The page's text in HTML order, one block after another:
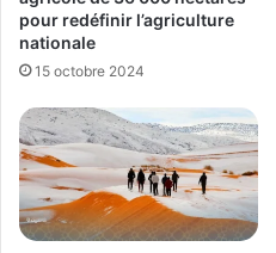
pour redéfinir l’agriculture
nationale
15 octobre 2024